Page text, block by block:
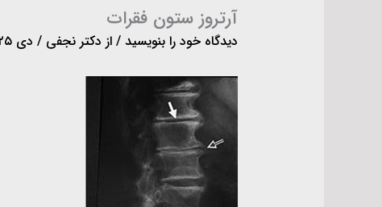
آرتروز ستون فقرات
دیدگاه‌ خود را بنویسید / از دکتر نجفی / دی ۲۵, ۱۴۰۱